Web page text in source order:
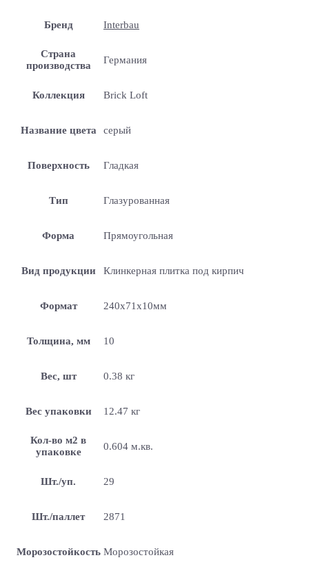
Бренд Interbau
Страна
производства
Германия
Коллекция Brick Loft
Название цвета серый
Поверхность Гладкая
Тип Глазурованная
Форма Прямоугольная
Вид продукции Клинкерная плитка под кирпич
Формат 240x71x10мм
Толщина, мм 10
Вес, шт 0.38 кг
Вес упаковки 12.47 кг
Кол-во м2 в
упаковке
0.604 м.кв.
Шт./уп. 29
Шт./паллет 2871
Морозостойкость Морозостойкая